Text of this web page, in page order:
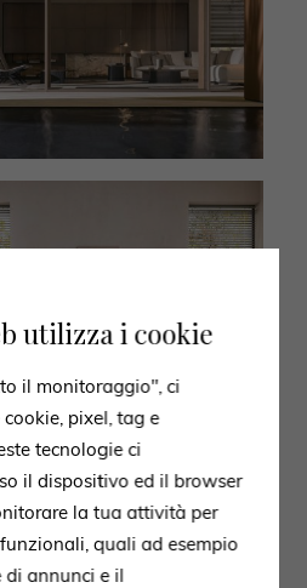
utilizza i cookie
il monitoraggio", ci
pixel, tag e
tecnologie ci
il dispositivo ed il browser
la tua attività per
quali ad esempio
di annunci e il